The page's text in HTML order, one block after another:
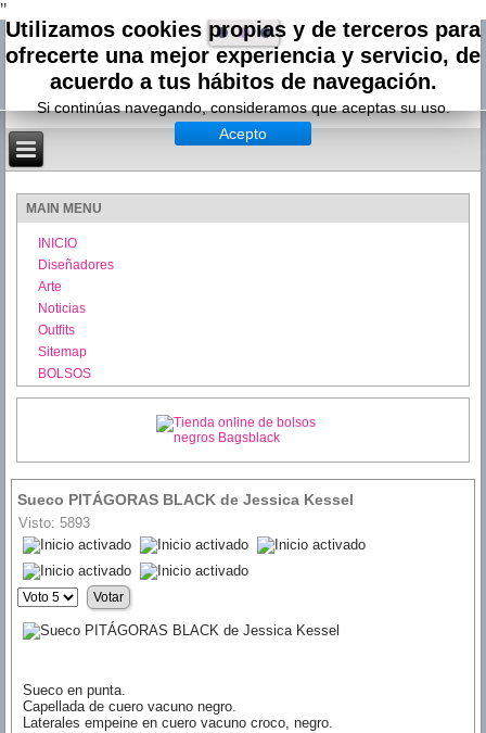
"
Utilizamos cookies propias y de terceros para
ofrecerte una mejor experiencia y servicio, de
acuerdo a tus hábitos de navegación.
Si continúas navegando, consideramos que aceptas su uso.
Acepto
MAIN MENU
INICIO
Diseñadores
Arte
Noticias
Outfits
Sitemap
BOLSOS
Sueco PITÁGORAS BLACK de Jessica Kessel
Visto: 5893
Ratio:5/5
Por
favor,
vote
Sueco en punta.
Capellada de cuero vacuno negro.
Laterales empeine en cuero vacuno croco, negro.